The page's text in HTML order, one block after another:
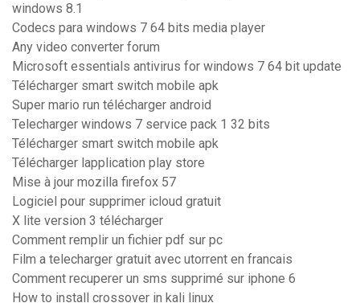
windows 8.1
Codecs para windows 7 64 bits media player
Any video converter forum
Microsoft essentials antivirus for windows 7 64 bit update
Télécharger smart switch mobile apk
Super mario run télécharger android
Telecharger windows 7 service pack 1 32 bits
Télécharger smart switch mobile apk
Télécharger lapplication play store
Mise à jour mozilla firefox 57
Logiciel pour supprimer icloud gratuit
X lite version 3 télécharger
Comment remplir un fichier pdf sur pc
Film a telecharger gratuit avec utorrent en francais
Comment recuperer un sms supprimé sur iphone 6
How to install crossover in kali linux